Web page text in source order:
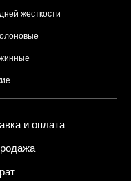
жесткости
и оплата